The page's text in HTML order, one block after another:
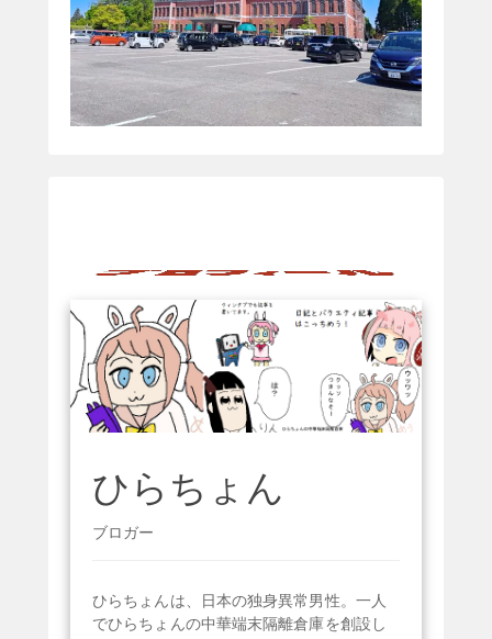
ひらちょん
ブロガー
ひらちょんは、日本の独身異常男性。一人
でひらちょんの中華端末隔離倉庫を創設し